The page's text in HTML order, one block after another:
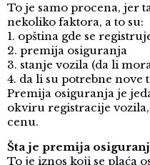
To je samo procena, jer
nekoliko faktora, a to su:
1. opština gde se
2. premija osiguranja
3. stanje vozila (da li
4. da li su potrebne nove
Premija osiguranja je
okviru registracije
cenu.
Šta je premija
To je iznos koji se plaća